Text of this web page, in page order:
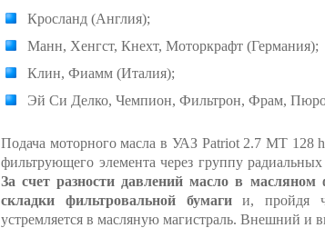
Кросланд (Англия);
Манн, Хенгст, Кнехт, Моторкрафт (Германия);
Клин, Фиамм (Италия);
Эй Си Делко, Чемпион, Фильтрон, Фрам,
Подача моторного масла в УАЗ Patriot 2.7 MT 128
фильтрующего элемента через группу
За счет разности давлений масло в
складки фильтровальной бумагии, пройдя
устремляется в масляную магистраль. Внешний и